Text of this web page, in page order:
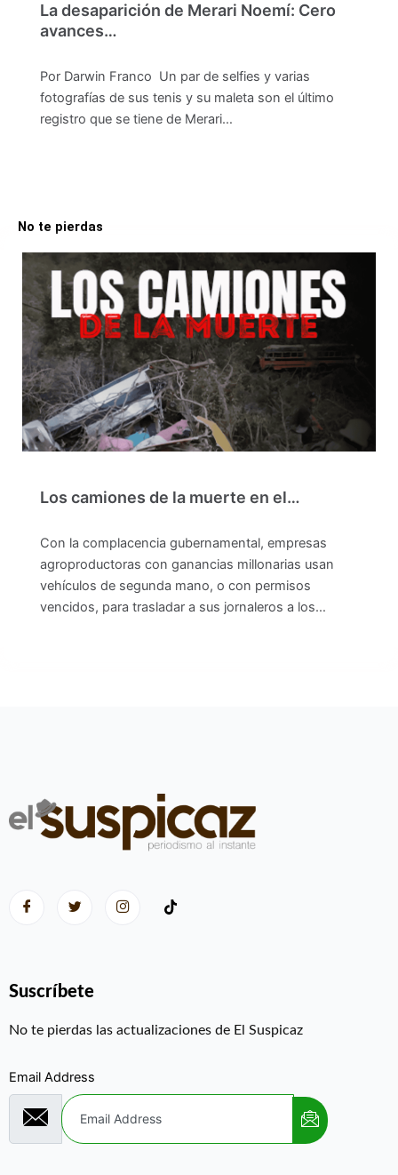
La desaparición de Merari Noemí: Cero
avances…
Por Darwin Franco Un par de selfies y varias
fotografías de sus tenis y su maleta son el último
registro que se tiene de Merari…
No te pierdas
Los camiones de la muerte en el…
Con la complacencia gubernamental, empresas
agroproductoras con ganancias millonarias usan
vehículos de segunda mano, o con permisos
vencidos, para trasladar a sus jornaleros a los…
Suscríbete
No te pierdas las actualizaciones de El Suspicaz
Email Address